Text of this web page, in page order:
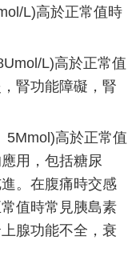
L)高於正常值時
L)高於正常值
腎功能障礙，腎
高於正常值
用，包括糖尿
。在腹痛時交感
值時常見胰島素
腺功能不全，衰